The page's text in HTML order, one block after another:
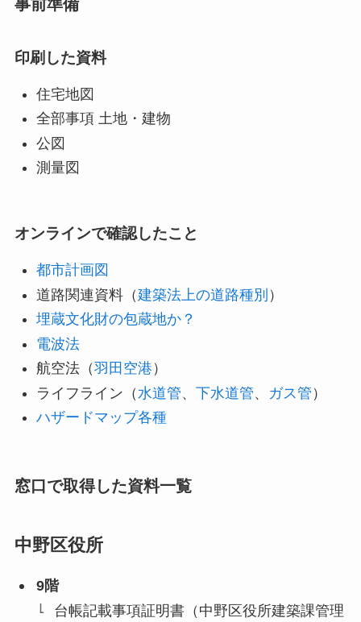
事前準備
印刷した資料
住宅地図
全部事項 土地・建物
公図
測量図
オンラインで確認したこと
都市計画図
道路関連資料（建築法上の道路種別 ）
埋蔵文化財の包蔵地か？
電波法
航空法（羽田空港 ）
ライフライン（ 水道管、 下水道管、 ガス管 ）
ハザードマップ各種
窓口で取得した資料一覧
中野区役所
9階
台帳記載事項証明書（中野区役所建築課管理